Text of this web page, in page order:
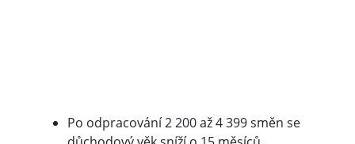
Po odpracování 2 200 až 4 399 směn se